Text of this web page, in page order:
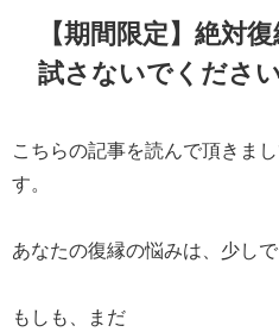
【期間限定】絶対
試さないでください
こちらの記事を読んで頂きま
す。
あなたの復縁の悩みは、少し
もしも、まだ